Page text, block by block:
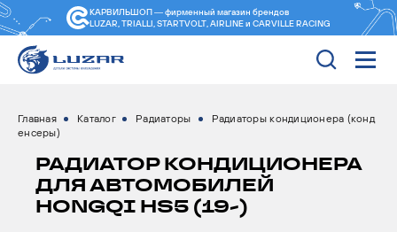
КАРВИЛЬШОП — фирменный магазин брендов
LUZAR, TRIALLI, STARTVOLT, AIRLINE и CARVILLE RACING
Главная Каталог Радиаторы
Радиаторы кондиционера (конд
енсеры)
РАДИАТОР КОНДИЦИОНЕРА
ДЛЯ АВТОМОБИЛЕЙ
HONGQI HS5 (19-)